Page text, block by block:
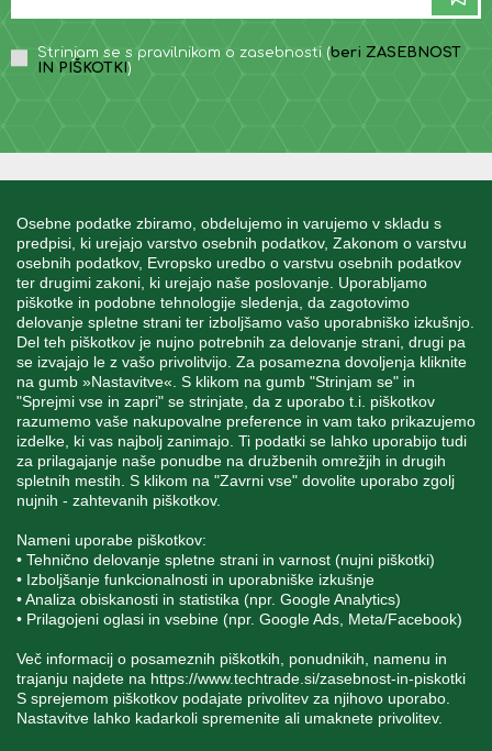
Osebne podatke zbiramo, obdelujemo in varujemo v skladu s
predpisi, ki urejajo varstvo osebnih podatkov, Zakonom o varstvu
osebnih podatkov, Evropsko uredbo o varstvu osebnih podatkov
ter drugimi zakoni, ki urejajo naše poslovanje. Uporabljamo
piškotke in podobne tehnologije sledenja, da zagotovimo
delovanje spletne strani ter izboljšamo vašo uporabniško izkušnjo.
Del teh piškotkov je nujno potrebnih za delovanje strani, drugi pa
se izvajajo le z vašo privolitvijo. Za posamezna dovoljenja kliknite
na gumb »Nastavitve«. S klikom na gumb "Strinjam se" in
"Sprejmi vse in zapri" se strinjate, da z uporabo t.i. piškotkov
razumemo vaše nakupovalne preference in vam tako prikazujemo
izdelke, ki vas najbolj zanimajo. Ti podatki se lahko uporabijo tudi
za prilagajanje naše ponudbe na družbenih omrežjih in drugih
spletnih mestih. S klikom na "Zavrni vse" dovolite uporabo zgolj
nujnih - zahtevanih piškotkov.
Nameni uporabe piškotkov:
• Tehnično delovanje spletne strani in varnost (nujni piškotki)
• Izboljšanje funkcionalnosti in uporabniške izkušnje
• Analiza obiskanosti in statistika (npr. Google Analytics)
• Prilagojeni oglasi in vsebine (npr. Google Ads, Meta/Facebook)
Več informacij o posameznih piškotkih, ponudnikih, namenu in
trajanju najdete na https://www.techtrade.si/zasebnost-in-piskotki
S sprejemom piškotkov podajate privolitev za njihovo uporabo.
Nastavitve lahko kadarkoli spremenite ali umaknete privolitev.
Strinjam se s pravilnikom o zasebnosti (beri ZASEBNOST
IN PIŠKOTKI )
MOJ RAČUN
STORITEV ZA STRANKE
SPREMLJAJTE NAS
+386 1 562 21 11